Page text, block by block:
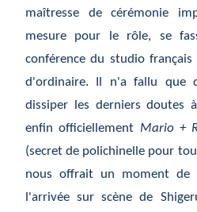
maîtresse de cérémonie
mesure pour le rôle, se
conférence du studio
d'ordinaire. Il n'a fallu que
dissiper les derniers doutes
enfin officiellement Mario +
(secret de polichinelle pour
nous offrait un moment de
l'arrivée sur scène de